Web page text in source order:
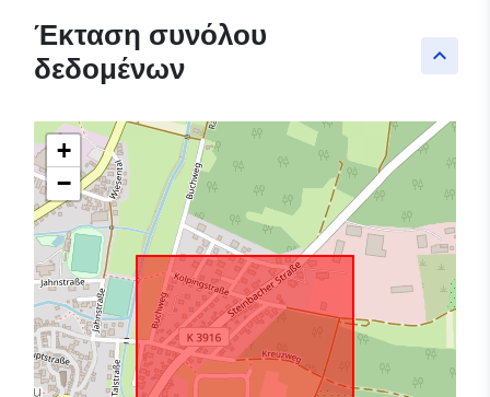
keyboard_arrow_up
Έκταση συνόλου
δεδομένων
+
−